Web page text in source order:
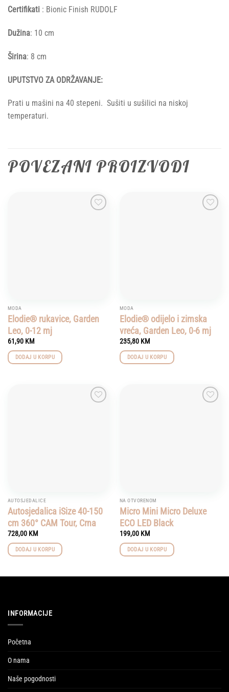
Certifikati : Bionic Finish RUDOLF
Dužina: 10 cm
Širina: 8 cm
UPUTSTVO ZA ODRŽAVANJE:
Prati u mašini na 40 stepeni. Sušiti u sušilici na niskoj
temperaturi.
POVEZANI PROIZVODI
MODA
Elodie® rukavice, Garden
Leo, 0-12 mj
61,90 KM
DODAJ U KORPU
MODA
Elodie® odijelo i zimska
vreća, Garden Leo, 0-6 mj
235,80 KM
DODAJ U KORPU
AUTOSJEDALICE
Autosjedalica iSize 40-150
cm 360° CAM Tour, Crna
728,00 KM
DODAJ U KORPU
NA OTVORENOM
Micro Mini Micro Deluxe
ECO LED Black
199,00 KM
DODAJ U KORPU
INFORMACIJE
Početna
O nama
Naše pogodnosti